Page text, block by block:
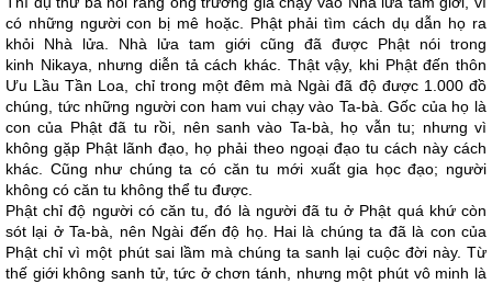
có những người con bị mê hoặc. Phật phải tìm cách dụ dẫn họ ra
khỏi Nhà lửa. Nhà lửa tam giới cũng đã được Phật nói trong
kinh Nikaya, nhưng diễn tả cách khác. Thật vậy, khi Phật đến thôn
Ưu Lầu Tần Loa, chỉ trong một đêm mà Ngài đã độ được 1.000 đồ
chúng, tức những người con ham vui chạy vào Ta-bà. Gốc của họ là
con của Phật đã tu rồi, nên sanh vào Ta-bà, họ vẫn tu; nhưng vì
không gặp Phật lãnh đạo, họ phải theo ngoại đạo tu cách này cách
khác. Cũng như chúng ta có căn tu mới xuất gia học đạo; người
không có căn tu không thể tu được.
Phật chỉ độ người có căn tu, đó là người đã tu ở Phật quá khứ còn
sót lại ở Ta-bà, nên Ngài đến độ họ. Hai là chúng ta đã là con của
Phật chỉ vì một phút sai lầm mà chúng ta sanh lại cuộc đời này. Từ
thế giới không sanh tử, tức ở chơn tánh, nhưng một phút vô minh là